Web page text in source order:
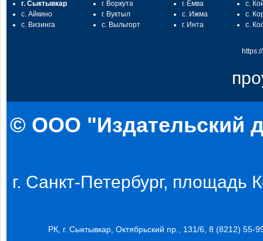
г. Сыктывкар
с. Айкино
с. Визинга
г. Воркута
г. Вуктыл
с. Выльгорт
г. Емва
с. Ижма
г. Инта
с.
с.
с.
© ООО "Издательский
г. Санкт-Петербург, площадь
РК, г. Сыктывкар, Октябрьский пр., 131/6, 8 (8212) 55-